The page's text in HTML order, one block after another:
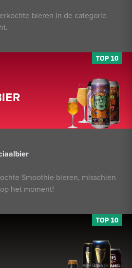
bieren in de categorie
Smoothie bieren, misschien
het moment!